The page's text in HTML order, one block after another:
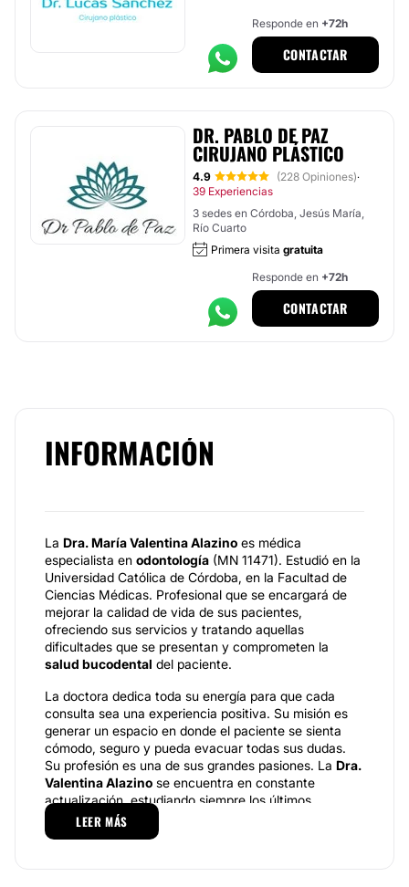
Responde en +72h
CONTACTAR
DR. PABLO DE PAZ
CIRUJANO PLÁSTICO
4.9 (228 Opiniones)·
39 Experiencias
3 sedes en Córdoba, Jesús María,
Río Cuarto
Primera visita gratuita
Responde en +72h
CONTACTAR
INFORMACIÓN
La Dra. María Valentina Alazino es médica
especialista en odontología (MN 11471). Estudió en la
Universidad Católica de Córdoba, en la Facultad de
Ciencias Médicas. Profesional que se encargará de
mejorar la calidad de vida de sus pacientes,
ofreciendo sus servicios y tratando aquellas
dificultades que se presentan y comprometen la
salud bucodental del paciente.
La doctora dedica toda su energía para que cada
consulta sea una experiencia positiva. Su misión es
generar un espacio en donde el paciente se sienta
cómodo, seguro y pueda evacuar todas sus dudas.
Su profesión es una de sus grandes pasiones. La Dra.
Valentina Alazino se encuentra en constante
actualización, estudiando siempre los últimos
avances con el fin de brindar los mejores tratamientos
para cada caso en forma integral, para mantener,
LEER MÁS